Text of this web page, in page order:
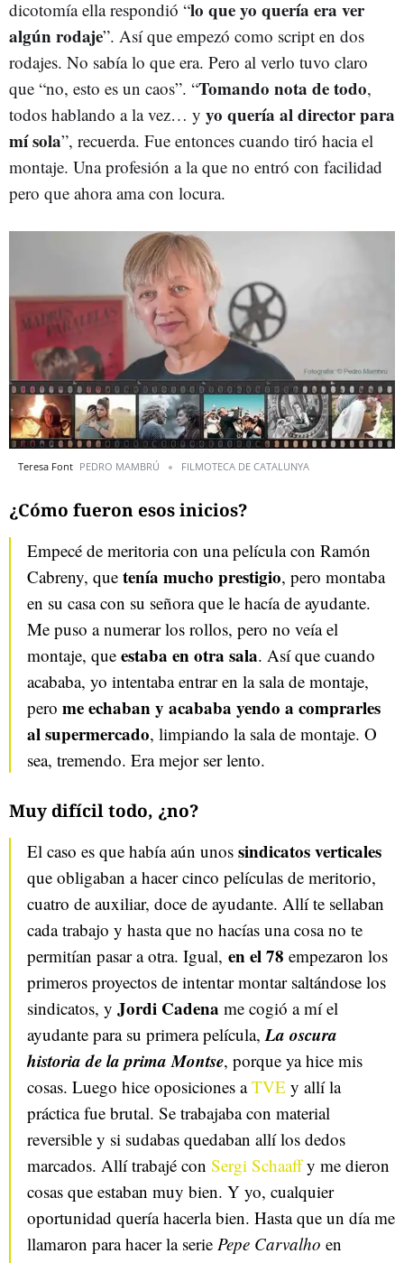
dicotomía ella respondió “lo que yo quería era ver
algún rodaje”. Así que empezó como script en dos
rodajes. No sabía lo que era. Pero al verlo tuvo claro
que “no, esto es un caos”. “Tomando nota de todo,
todos hablando a la vez… y yo quería al director para
mí sola”, recuerda. Fue entonces cuando tiró hacia el
montaje. Una profesión a la que no entró con facilidad
pero que ahora ama con locura.
Teresa Font PEDRO MAMBRÚ FILMOTECA DE CATALUNYA
¿Cómo fueron esos inicios?
Empecé de meritoria con una película con Ramón
Cabreny, que tenía mucho prestigio, pero montaba
en su casa con su señora que le hacía de ayudante.
Me puso a numerar los rollos, pero no veía el
montaje, que estaba en otra sala. Así que cuando
acababa, yo intentaba entrar en la sala de montaje,
pero me echaban y acababa yendo a comprarles
al supermercado, limpiando la sala de montaje. O
sea, tremendo. Era mejor ser lento.
Muy difícil todo, ¿no?
El caso es que había aún unos sindicatos verticales
que obligaban a hacer cinco películas de meritorio,
cuatro de auxiliar, doce de ayudante. Allí te sellaban
cada trabajo y hasta que no hacías una cosa no te
permitían pasar a otra. Igual, en el 78 empezaron los
primeros proyectos de intentar montar saltándose los
sindicatos, y Jordi Cadena me cogió a mí el
ayudante para su primera película, La oscura
historia de la prima Montse, porque ya hice mis
cosas. Luego hice oposiciones aTVE y allí la
práctica fue brutal. Se trabajaba con material
reversible y si sudabas quedaban allí los dedos
marcados. Allí trabajé con Sergi Schaaffy me dieron
cosas que estaban muy bien. Y yo, cualquier
oportunidad quería hacerla bien. Hasta que un día me
llamaron para hacer la serie Pepe Carvalho en